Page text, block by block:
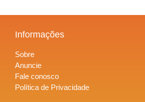
Informações
Sobre
Anuncie
Fale conosco
Política de Privacidade